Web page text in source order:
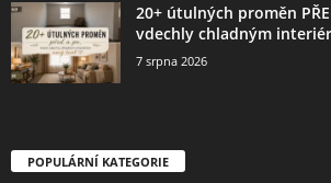
20+ útulných proměn
vdechly chladným
7 srpna 2026
POPULÁRNÍ KATEGORIE